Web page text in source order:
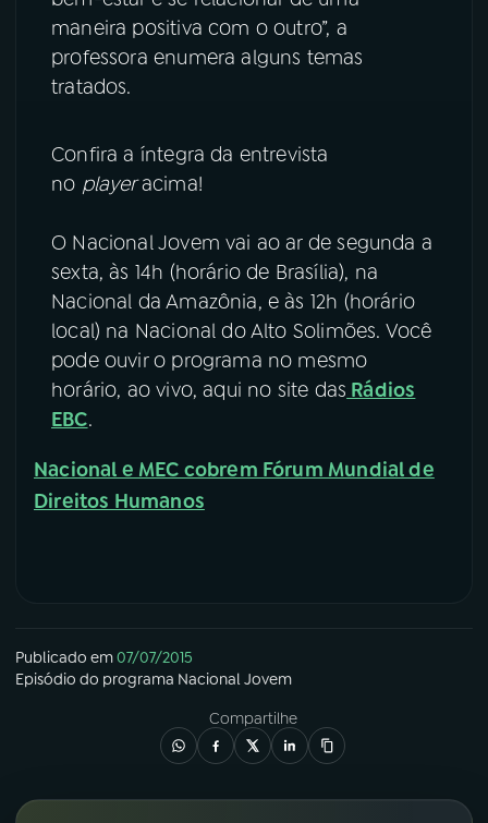
maneira positiva com o outro”, a
professora enumera alguns temas
tratados.
Confira a íntegra da entrevista
no playeracima!
O Nacional Jovem vai ao ar de segunda a
sexta, às 14h (horário de Brasília), na
Nacional da Amazônia, e às 12h (horário
local) na Nacional do Alto Solimões. Você
pode ouvir o programa no mesmo
horário, ao vivo, aqui no site das Rádios
EBC.
Nacional e MEC cobrem Fórum Mundial de
Direitos Humanos
Publicado em07/07/2015
Episódio do programa Nacional Jovem
Compartilhe